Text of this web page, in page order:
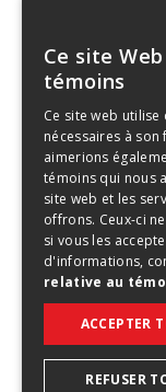
Saputo
vaste gamme
notamment du
laitiers et de la
conservation
bactérienne et
Avis légal
Politique
Politique de
Avis de
recrutement
Ce site
témoins
Ce site web
nécessaires à
aimerions
témoins qui nous
site web et les
offrons. Ceux-ci
si vous les
d'informations,
relative au
ACCEPTER
REFUSER